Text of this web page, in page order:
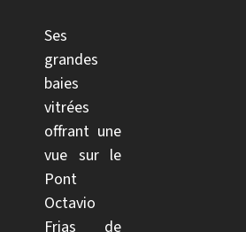
Ses
grandes
baies
vitrées
offrant une
vue sur le
Pont
Octavio
Frias de